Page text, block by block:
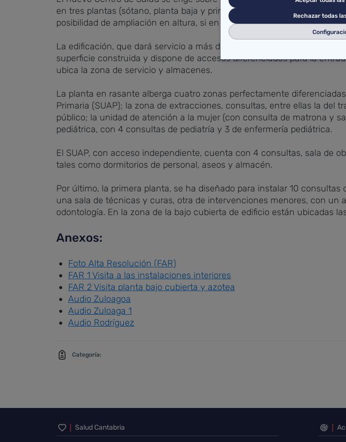
en tres plantas (sótano, planta baja y primera planta), aunque su
posibilidad de ampliación en altura, si en un futuro fuera necesario.
La edificación, que dará servicio a más de 11.000 personas, incluida
superficie construida y dispone de accesos diferenciados para la
ubica la zona de servicio y almacenes.
La planta en rasante alberga cuatro zonas perfectamente
Primaria (SUAP); la zona de extracciones, consultas, entre ellas la del
público; la unidad de atención a la mujer (con consulta de matrona y
pediátrica, con 4 consultas de pediatría y 3 de enfermería pediátrica.
El SUAP, con acceso independiente, cuenta con 4 consultas, sala de
tales como dormitorios de personal, aseos y almacén.
Por último, la primera planta, se ha diseñado para instalar 10
una sala de técnicas y curas, otra de intervenciones menores, con
odontología. En la zona de la bajo cubierta de edificio están ubicadas
Anexos:
Foto Alta Resolución (FAR)
FAR 1 Visita a las instalaciones interiores
FAR 2 Visita planta bajo cubierta y azotea
Audio Zuloagoa
Audio Zuloaga 1
Audio Rodríguez
Categoría:
Inicio del pie de página
Salud Cantabria
Rechazar todas